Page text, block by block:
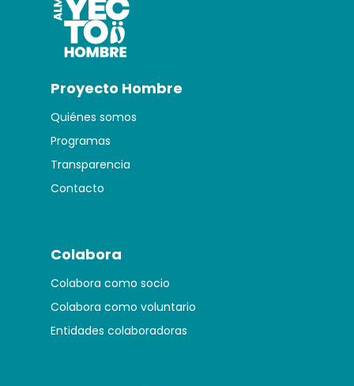
Proyecto Hombre
Quiénes somos
Programas
Transparencia
Contacto
Colabora
Colabora como socio
Colabora como voluntario
Entidades colaboradoras